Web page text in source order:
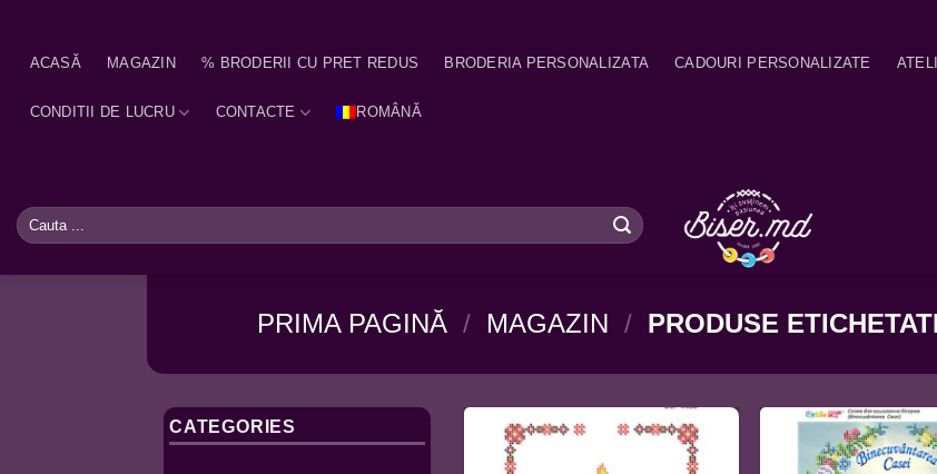
contentACASĂ MAGAZIN % BRODERII CU PRET REDUS BRODERIA PERSONALIZATA CADOURI PERSONALIZATE
CONDITII DE LUCRU CONTACTE ROMÂNĂ
Caută
după:
PRIMA PAGINĂ / MAGAZIN / PRODUSE
CATEGORIES